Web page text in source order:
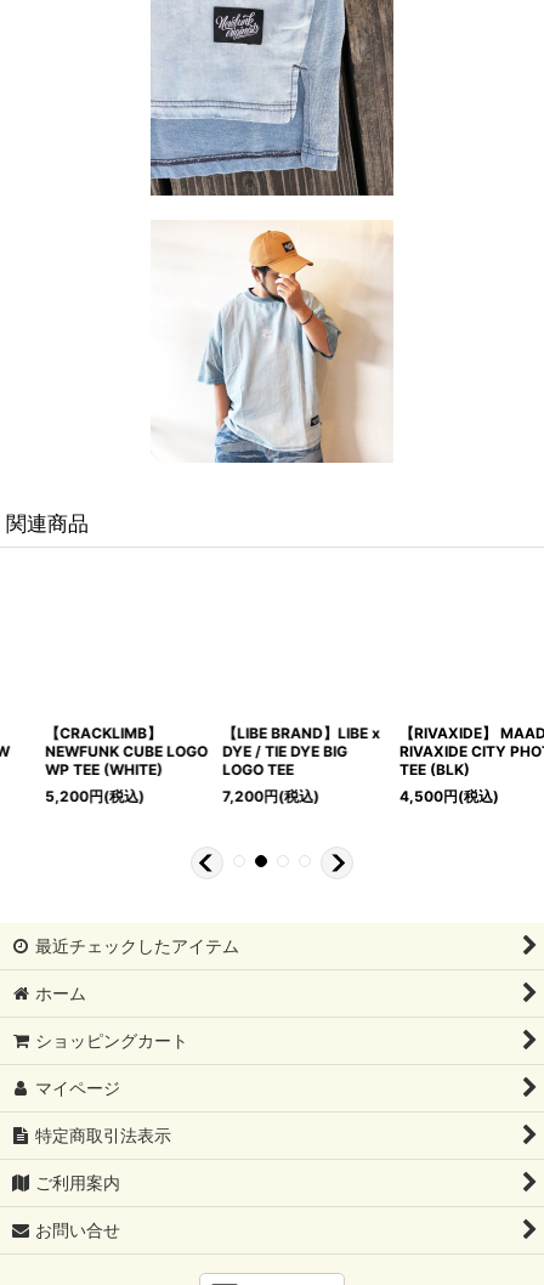
関連商品
【RIVAXIDE】 MAAD
RIVAXIDE CITY PHOTO
TEE (BLK)
4,500円(税込)
【CRACKLIMB】Honey
Bee TEE / NEWFUNK
8th Anniversary
(GRAY)
【NEWFUNK】
FLOWER TEE (NAVY)
4,900円 (税込)
最近チェックしたアイテム
ホーム
ショッピングカート
マイページ
特定商取引法表示
ご利用案内
お問い合せ